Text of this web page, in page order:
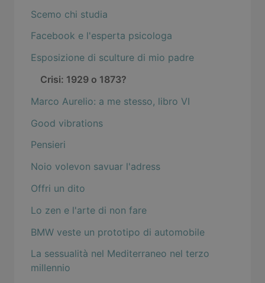
Scemo chi studia
Facebook e l'esperta psicologa
Esposizione di sculture di mio padre
Crisi: 1929 o 1873?
Marco Aurelio: a me stesso, libro VI
Good vibrations
Pensieri
Noio volevon savuar l'adress
Offri un dito
Lo zen e l'arte di non fare
BMW veste un prototipo di automobile
La sessualità nel Mediterraneo nel terzo
millennio